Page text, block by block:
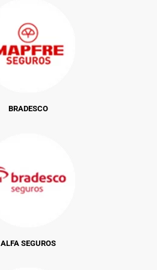
BRADESCO
ALFA SEGUROS